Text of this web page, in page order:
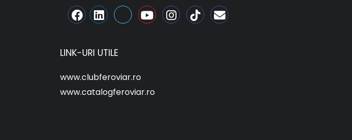
LINK-URI UTILE
www.clubferoviar.ro
www.catalogferoviar.ro